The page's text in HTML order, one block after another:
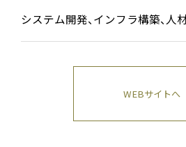
システム開発、インフラ構築、人
WEBサイトへ